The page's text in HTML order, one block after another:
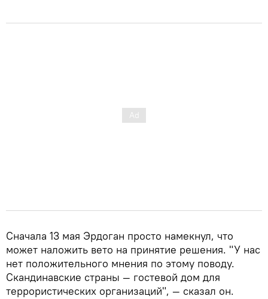
Сначала 13 мая Эрдоган просто намекнул, что
может наложить вето на принятие решения. "У нас
нет положительного мнения по этому поводу.
Скандинавские страны — гостевой дом для
террористических организаций", — сказал он.